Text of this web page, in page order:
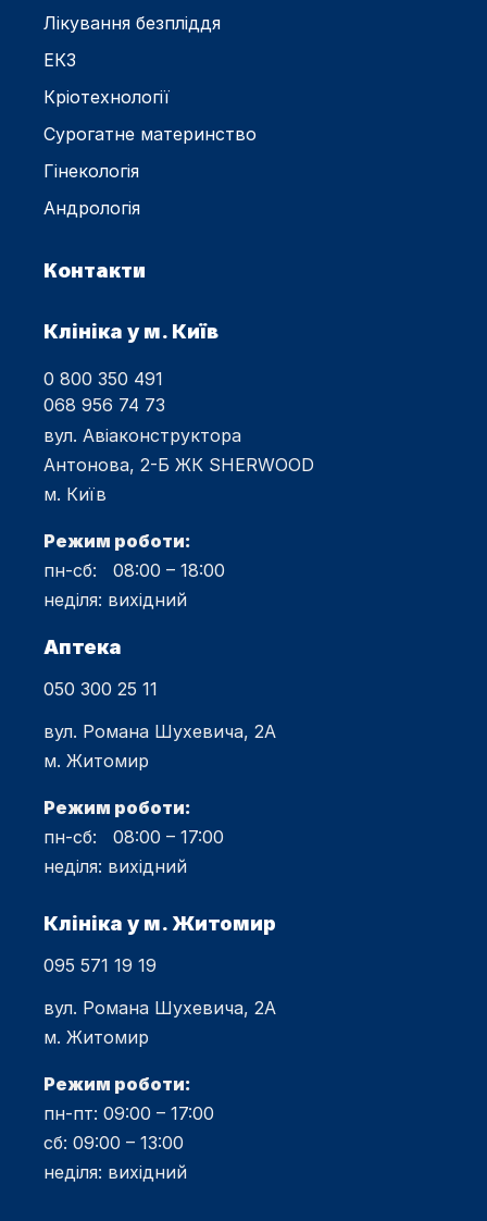
Лікування безпліддя
ЕКЗ
Кріотехнології
Сурогатне материнство
Гінекологія
Андрологія
Контакти
Клініка у м. Київ
0 800 350 491
068 956 74 73
вул. Авіаконструктора
Антонова, 2-Б ЖК SHERWOOD
м. Київ
Режим роботи:
пн-сб: 08:00 – 18:00
неділя: вихідний
Аптека
050 300 25 11
вул. Романа Шухевича, 2А
м. Житомир
Режим роботи:
пн-сб: 08:00 – 17:00
неділя: вихідний
Клініка у м. Житомир
095 571 19 19
вул. Романа Шухевича, 2А
м. Житомир
Режим роботи:
пн-пт: 09:00 – 17:00
сб: 09:00 – 13:00
неділя: вихідний